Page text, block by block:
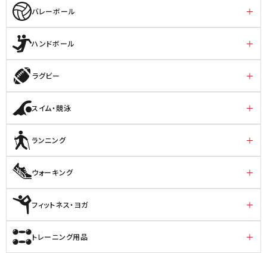
バレーボール
ハンドボール
ラグビー
スイム・競泳
ランニング
ウォーキング
フィットネス・ヨガ
トレーニング用品